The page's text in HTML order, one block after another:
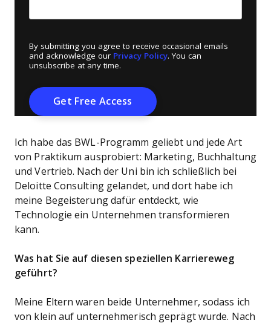
By submitting you agree to receive occasional emails
and acknowledge our Privacy Policy. You can
unsubscribe at any time.
Ich habe das BWL-Programm geliebt und jede Art
von Praktikum ausprobiert: Marketing, Buchhaltung
und Vertrieb. Nach der Uni bin ich schließlich bei
Deloitte Consulting gelandet, und dort habe ich
meine Begeisterung dafür entdeckt, wie
Technologie ein Unternehmen transformieren
kann.
Was hat Sie auf diesen speziellen Karriereweg
geführt?
Meine Eltern waren beide Unternehmer, sodass ich
von klein auf unternehmerisch geprägt wurde. Nach